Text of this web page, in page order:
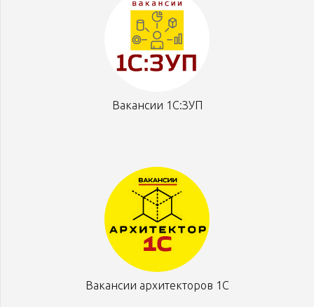
Вакансии 1С:ЗУП
Вакансии архитекторов 1С